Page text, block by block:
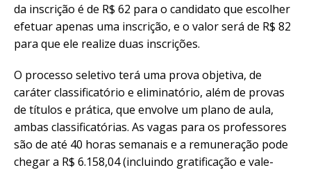
da inscrição é de R$ 62 para o candidato que escolher
efetuar apenas uma inscrição, e o valor será de R$ 82
para que ele realize duas inscrições.
O processo seletivo terá uma prova objetiva, de
caráter classificatório e eliminatório, além de provas
de títulos e prática, que envolve um plano de aula,
ambas classificatórias. As vagas para os professores
são de até 40 horas semanais e a remuneração pode
chegar a R$ 6.158,04 (incluindo gratificação e vale-